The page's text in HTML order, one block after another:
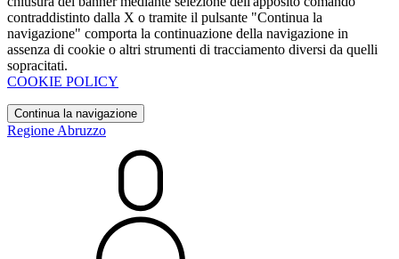
contraddistinto dalla X o tramite il pulsante "Continua la
navigazione" comporta la continuazione della navigazione in
assenza di cookie o altri strumenti di tracciamento diversi da quelli
sopracitati.
COOKIE POLICY
Continua la navigazione
Regione Abruzzo